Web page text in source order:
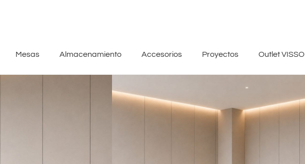
Mesas Almacenamiento Accesorios Proyectos Outlet VISSO
– Todo en una linea
Cuando cada puesto va por su lado,